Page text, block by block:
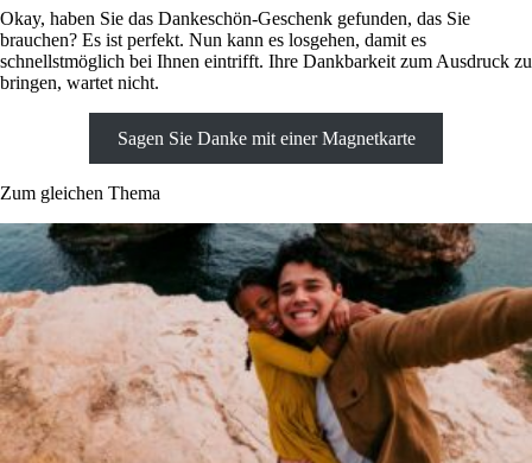
Okay, haben Sie das Dankeschön-Geschenk gefunden, das Sie
brauchen? Es ist perfekt. Nun kann es losgehen, damit es
schnellstmöglich bei Ihnen eintrifft. Ihre Dankbarkeit zum Ausdruck zu
bringen, wartet nicht.
Sagen Sie Danke mit einer Magnetkarte
Zum gleichen Thema